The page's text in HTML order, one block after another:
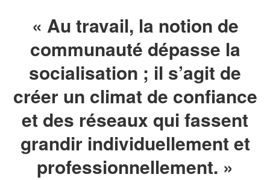
« Au travail, la notion de
communauté dépasse la
socialisation ; il s’agit de
créer un climat de confiance
et des réseaux qui fassent
grandir individuellement et
professionnellement. »